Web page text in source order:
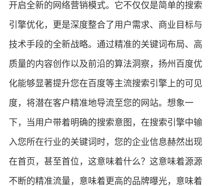
开启全新的网络营销模式。它不仅仅是简单的搜索
引擎优化，更是深度整合了用户需求、商业目标与
技术手段的全新战略。通过精准的关键词布局、高
质量的内容创作以及前沿的算法洞察，扬州百度优
化能够显著提升您在百度等主流搜索引擎上的可见
度，将潜在客户精准地导流至您的网站。想象一
下，当用户带着明确的搜索意图，在搜索引擎中输
入您所在行业的关键词时，您的企业信息赫然出现
在首页，甚至首位，这意味着什么？这意味着源源
不断的精准流量，意味着更高的品牌曝光，意味着